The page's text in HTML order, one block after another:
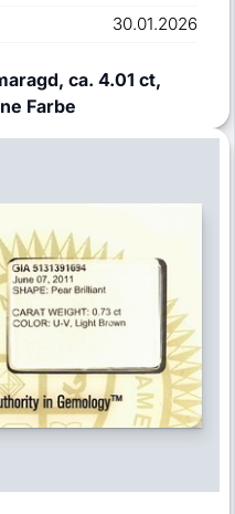
30.01.2026
ca. 4.01 ct,
Farbe